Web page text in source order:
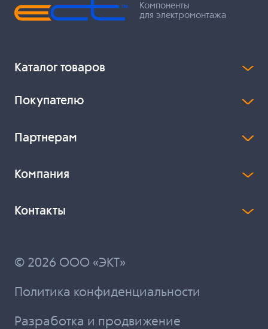
Компоненты
для электромонтажа
Каталог товаров
Покупателю
Партнерам
Компания
Контакты
© 2026 ООО «ЭКТ»
Политика конфиденциальности
Разработка и продвижение